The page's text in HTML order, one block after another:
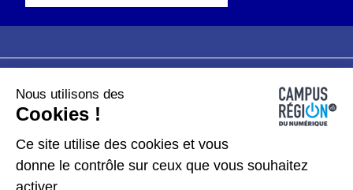
Plan du site
Données personnelles
Nous utilisons des
Cookies !
Ce site utilise des cookies et vous
donne le contrôle sur ceux que vous souhaitez
activer.